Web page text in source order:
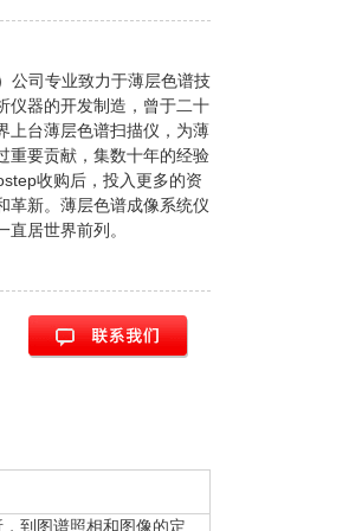
公司专业致力于薄层色谱技
仪器的开发制造，曾于二十
上台薄层色谱扫描仪，为薄
重要贡献，集数十年的经验
收购后，投入更多的资
革新。薄层色谱成像系统仪
居世界前列。
到图谱照相和图像的定